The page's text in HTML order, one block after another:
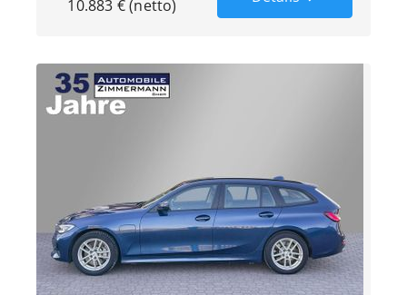
10.883 € (netto)